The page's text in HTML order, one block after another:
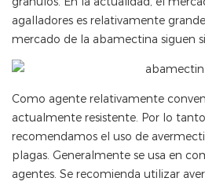
agalladores es relativamente
mercado de la abamectina siguen
Como agente relativamente
actualmente resistente. Por lo
recomendamos el uso de
plagas. Generalmente se usa en
agentes. Se recomienda utilizar